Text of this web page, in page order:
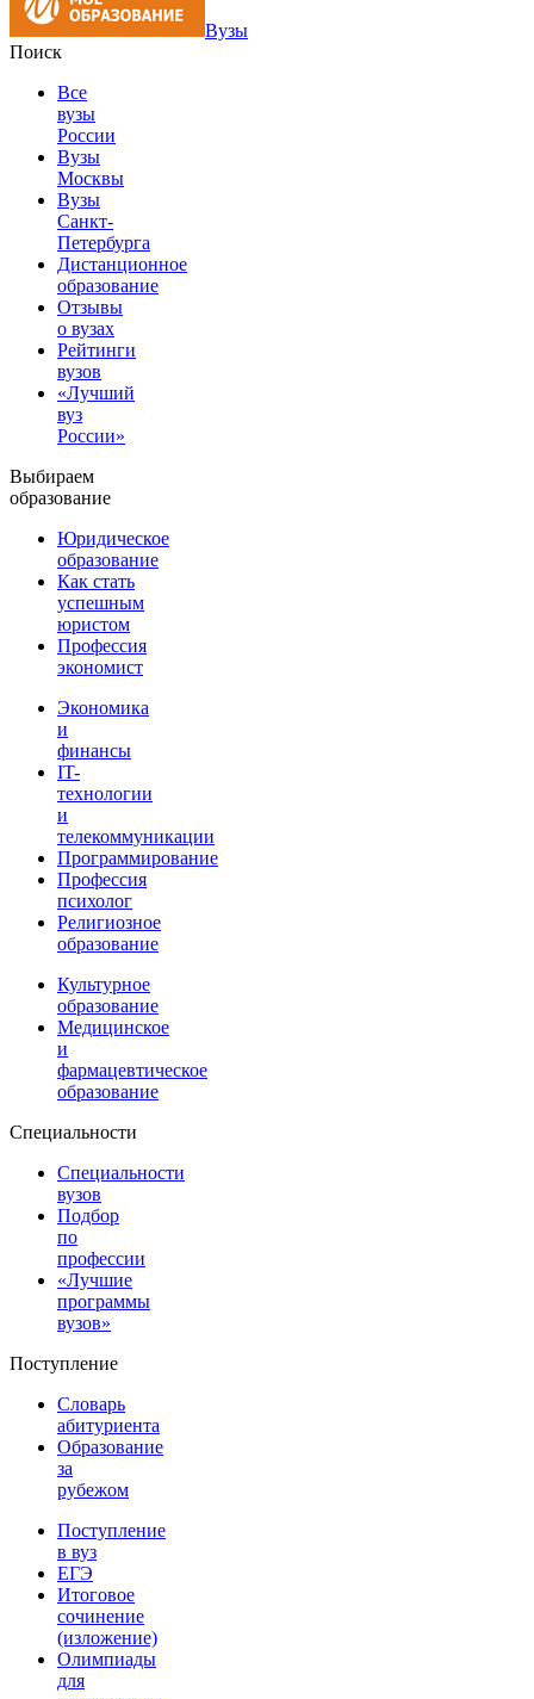
Вузы
Поиск
Все
вузы
России
Вузы
Москвы
Вузы
Санкт-
Петербурга
Дистанционное
образование
Отзывы
о вузах
Рейтинги
вузов
«Лучший
вуз
России»
Выбираем
образование
Юридическое
образование
Как стать
успешным
юристом
Профессия
экономист
Экономика
и
финансы
IT-
технологии
и
телекоммуникации
Программирование
Профессия
психолог
Религиозное
образование
Культурное
образование
Медицинское
и
фармацевтическое
образование
Специальности
Специальности
вузов
Подбор
по
профессии
«Лучшие
программы
вузов»
Поступление
Словарь
абитуриента
Образование
за
рубежом
Поступление
в вуз
ЕГЭ
Итоговое
сочинение
(изложение)
Олимпиады
для